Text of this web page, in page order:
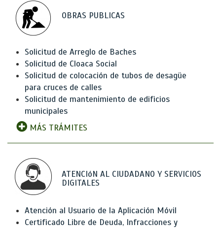
OBRAS PUBLICAS
Solicitud de Arreglo de Baches
Solicitud de Cloaca Social
Solicitud de colocación de tubos de desagüe
para cruces de calles
Solicitud de mantenimiento de edificios
municipales
MÁS TRÁMITES
ATENCIóN AL CIUDADANO Y SERVICIOS
DIGITALES
Atención al Usuario de la Aplicación Móvil
Certificado Libre de Deuda, Infracciones y